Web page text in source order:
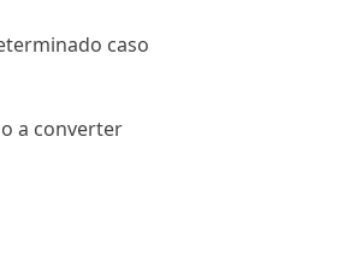
caso
a converter